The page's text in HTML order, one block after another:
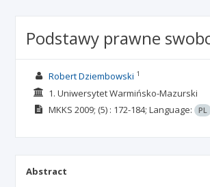
Podstawy prawne
Robert Dziembowski 1
1. Uniwersytet Warmińsko-Mazurski
MKKS 2009; (5) : 172-184; Language: PL
Abstract